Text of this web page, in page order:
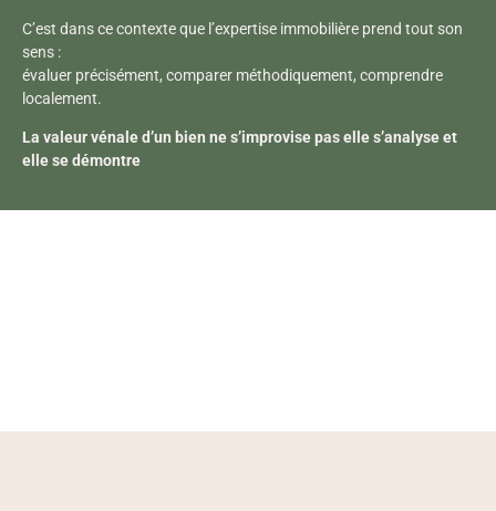
C’est dans ce contexte que l’expertise immobilière prend tout son
sens :
évaluer précisément, comparer méthodiquement, comprendre
localement.
La valeur vénale d’un bien ne s’improvise pas elle s’analyse et
elle se démontre